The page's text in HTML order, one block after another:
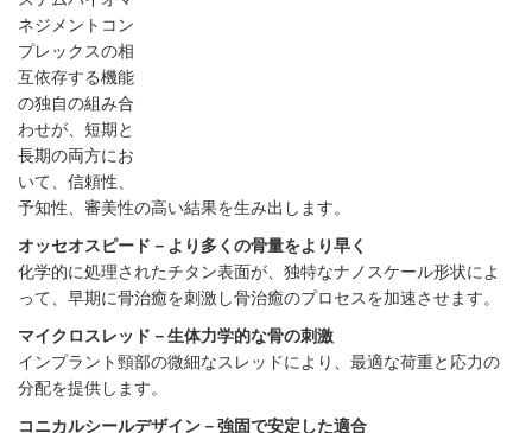
ネジメントコン
プレックスの相
互依存する機能
の独自の組み合
わせが、短期と
長期の両方にお
いて、信頼性、
予知性、審美性の高い結果を生み出します。
オッセオスピード－より多くの骨量をより早く
化学的に処理されたチタン表面が、独特なナノスケール形状によ
って、早期に骨治癒を刺激し骨治癒のプロセスを加速させます。
マイクロスレッド－生体力学的な骨の刺激
インプラント頸部の微細なスレッドにより、最適な荷重と応力の
分配を提供します。
コニカルシールデザイン－強固で安定した適合